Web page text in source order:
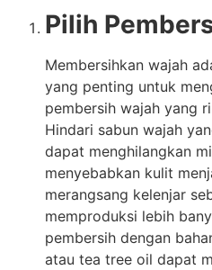
Pilih
Membersihkan wajah
yang penting untuk
pembersih wajah yang
Hindari sabun wajah
dapat menghilangkan
menyebabkan kulit
merangsang kelenjar
memproduksi lebih
pembersih dengan
atau tea tree oil dapat